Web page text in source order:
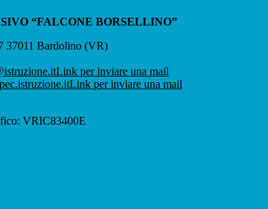
“FALCONE BORSELLINO”
37011 Bardolino (VR)
Link per inviare una mail
Link per inviare una mail
VRIC83400E